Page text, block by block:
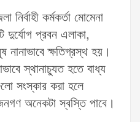
কর্মকর্তা মোমেনা
দুর্যোগ প্রবন এলাকা,
নানাভাবে ক্ষতিগ্রস্থ হয়।
স্থানাচ্যুত হতে বাধ্য
সংস্কার করা হলে
অনেকটা স্বস্তি পাবে।